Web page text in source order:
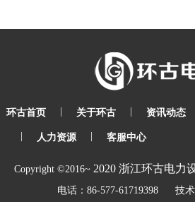
环古首页 关于环古 资讯动态
人力资源 客服中心
Copyright ©2016~ 2020 浙江环古电力
电话：86-577-61719398 技术